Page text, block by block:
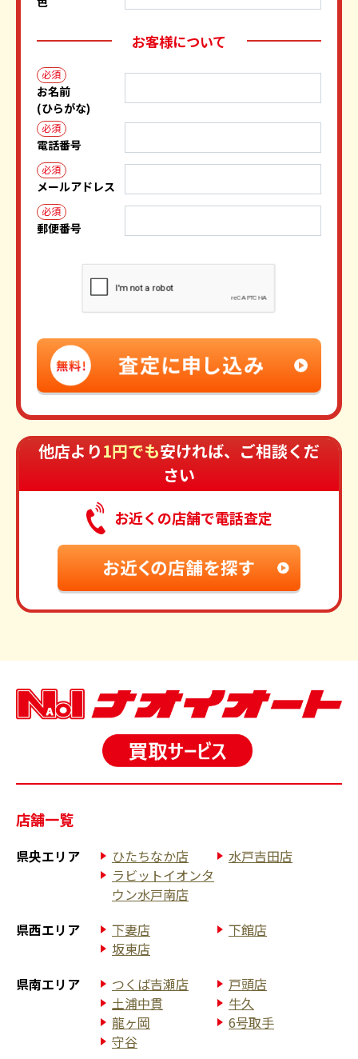
お客様について
必須
お名前
(ひらがな)
必須
電話番号
必須
メールアドレス
必須
郵便番号
他店より1円でも安ければ、ご相談くだ
さい
お近くの店舗で電話査定
店舗一覧
県央エリア ひたちなか店
水戸吉田店
ラビットイオンタ
ウン水戸南店
県西エリア
下妻店
下館店
坂東店
県南エリア
つくば吉瀬店
戸頭店
土浦中貫
牛久
龍ヶ岡
6号取手
守谷